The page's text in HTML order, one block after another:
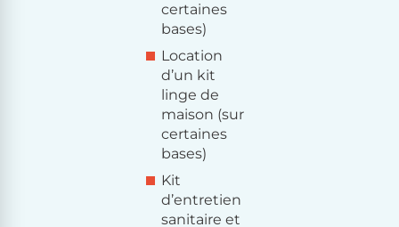
certaines
bases)
Location
d’un kit
linge de
maison (sur
certaines
bases)
Kit
d’entretien
sanitaire et